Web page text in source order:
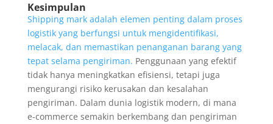
Kesimpulan
Shipping mark adalah elemen penting dalam proses
logistik yang berfungsi untuk mengidentifikasi,
melacak, dan memastikan penanganan barang yang
tepat selama pengiriman. Penggunaan yang efektif
tidak hanya meningkatkan efisiensi, tetapi juga
mengurangi risiko kerusakan dan kesalahan
pengiriman. Dalam dunia logistik modern, di mana
e-commerce semakin berkembang dan pengiriman